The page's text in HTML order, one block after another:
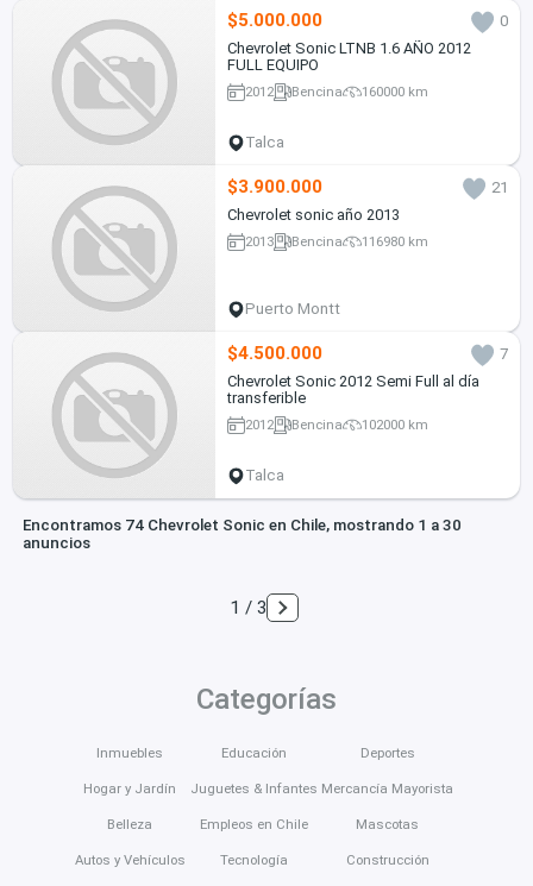
$5.000.000
0
Chevrolet Sonic LTNB 1.6 AÑO 2012
FULL EQUIPO
2012 Bencina 160000 km
Talca
$3.900.000
21
Chevrolet sonic año 2013
2013 Bencina 116980 km
Puerto Montt
$4.500.000
7
Chevrolet Sonic 2012 Semi Full al día
transferible
2012 Bencina 102000 km
Talca
Encontramos 74 Chevrolet Sonic en Chile, mostrando 1 a 30
anuncios
1 / 3
Categorías
Inmuebles
Hogar y Jardín
Belleza
Autos y Vehículos
Educación
Juguetes & Infantes
Empleos en Chile
Tecnología
Deportes
Mercancía Mayorista
Mascotas
Construcción